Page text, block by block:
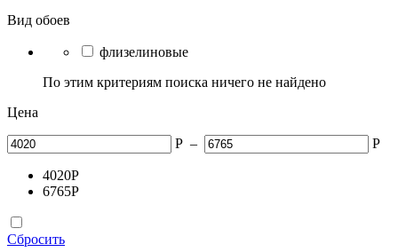
Вид обоев
флизелиновые
По этим критериям поиска ничего не найдено
Цена
Р – Р
4020Р
6765Р
Сбросить